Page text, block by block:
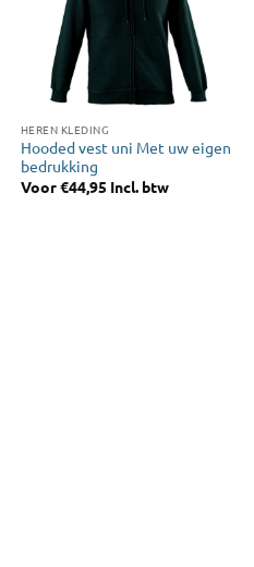
HEREN KLEDING
Hooded vest uni Met uw eigen
bedrukking
Voor€44,95 Incl. btw